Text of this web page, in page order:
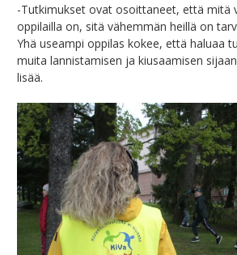
-Tutkimukset ovat osoittaneet, että mitä
oppilailla on, sitä vähemmän heillä on
Yhä useampi oppilas kokee, että haluaa
muita lannistamisen ja kiusaamisen
lisää.